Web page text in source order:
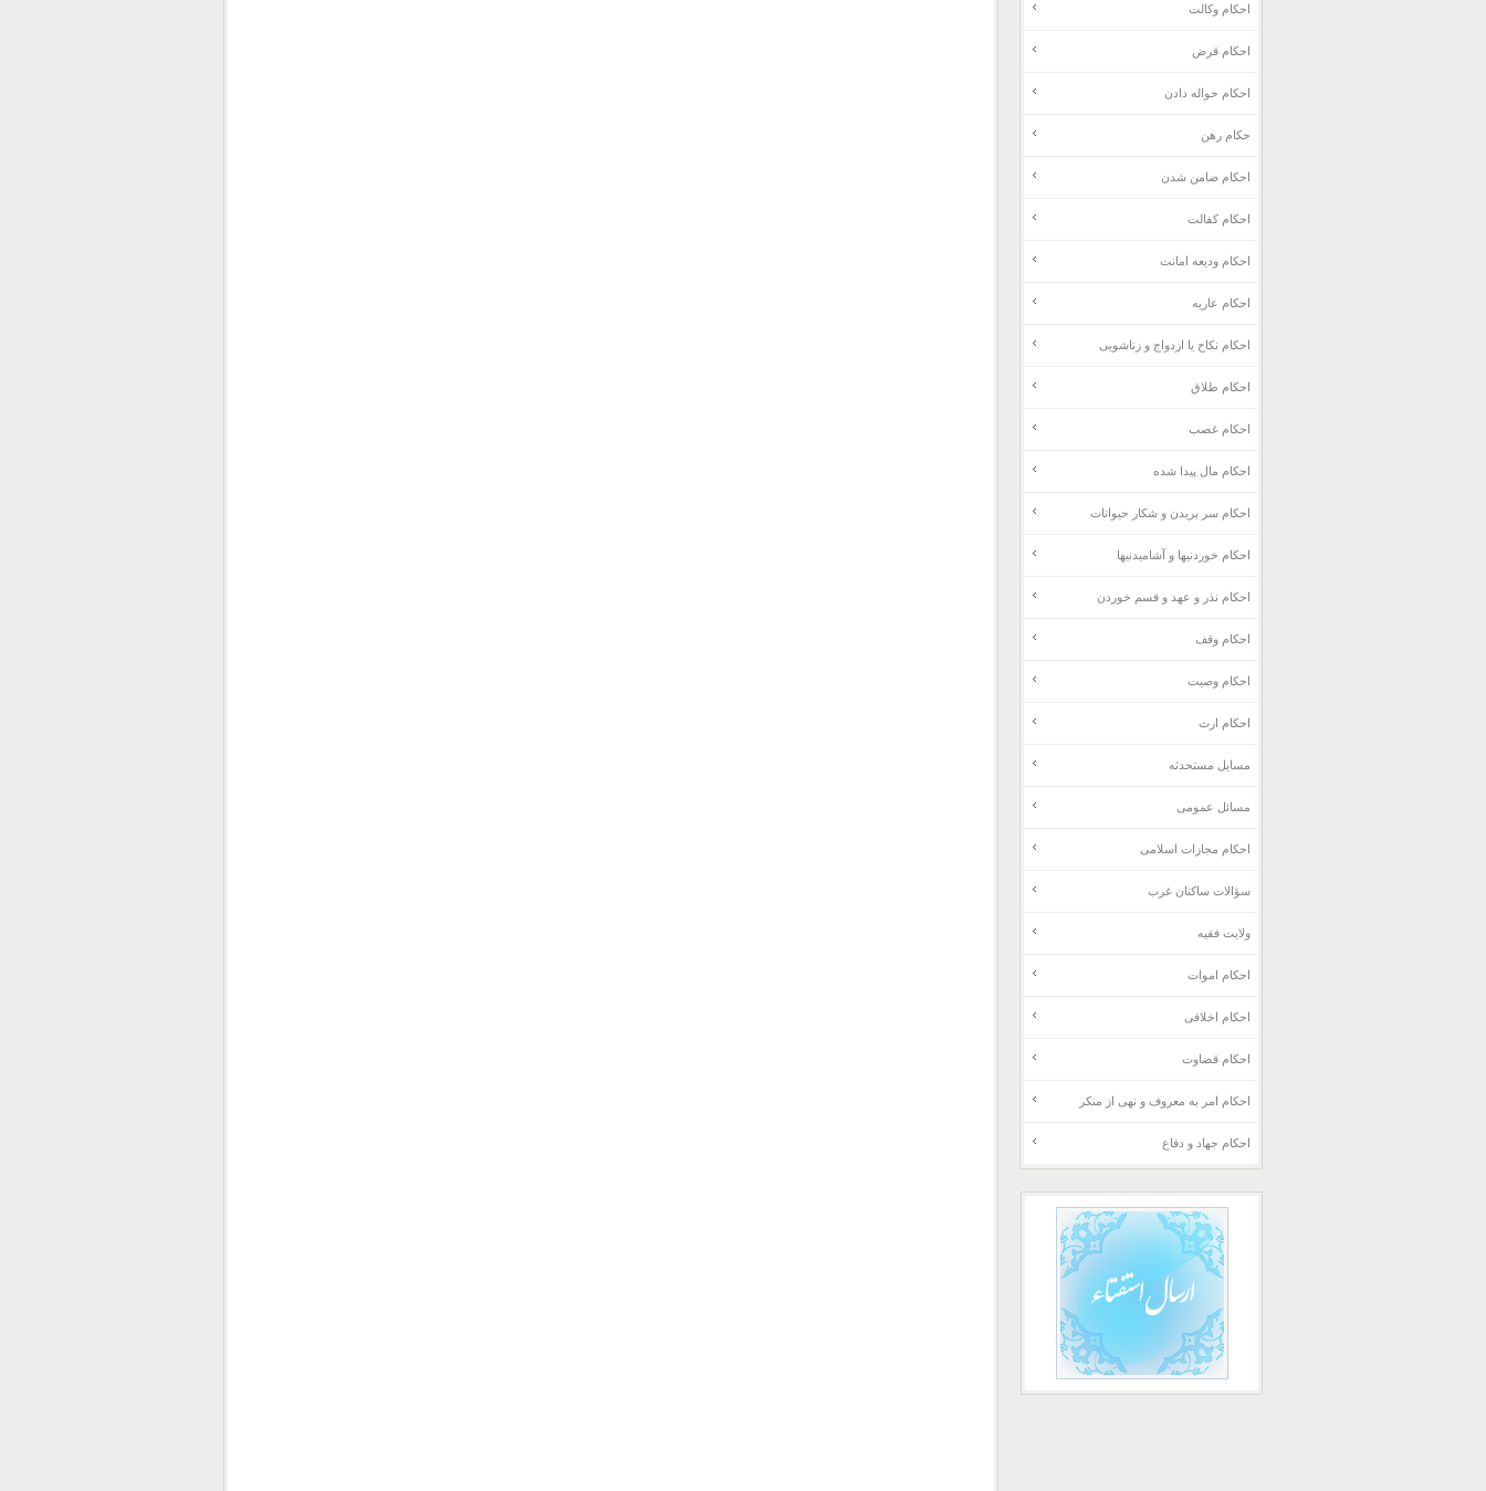
احکام وکالت
احکام قرض
احکام حواله دادن
حکام رهن
احکام ضامن شدن
احکام کفالت
احکام ودیعه امانت
احکام عاریه
احکام نکاح یا ازدواج و زناشویی
احکام طلاق
احکام غصب
احکام مال پیدا شده
احکام سر بریدن و شکار حیوانات
احکام خوردنیها و آشامیدنیها
احکام نذر و عهد و قسم خوردن
احکام وقف
احکام وصیت
احکام ارث
مسایل مستحدثه
مسائل عمومی
احکام مجازات اسلامی
سؤالات ساکنان غرب
ولایت فقیه
احکام اموات
احکام اخلاقی
احکام قضاوت
احکام امر به معروف و نهی از منکر
احکام جهاد و دفاع